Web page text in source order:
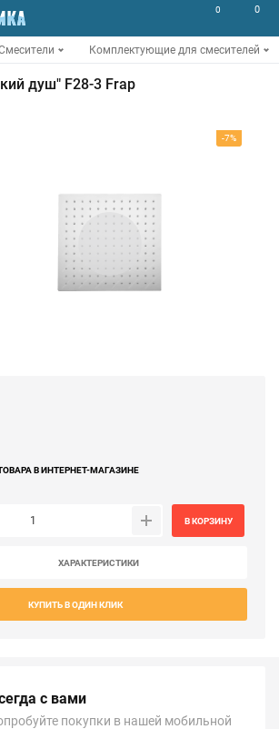
0 0
Комплектующие для смесителей
душ" F28-3 Frap
-7%
В ИНТЕРНЕТ-МАГАЗИНЕ
В КОРЗИНУ
ХАРАКТЕРИСТИКИ
КУПИТЬ В ОДИН КЛИК
с вами
покупки в нашей мобильной